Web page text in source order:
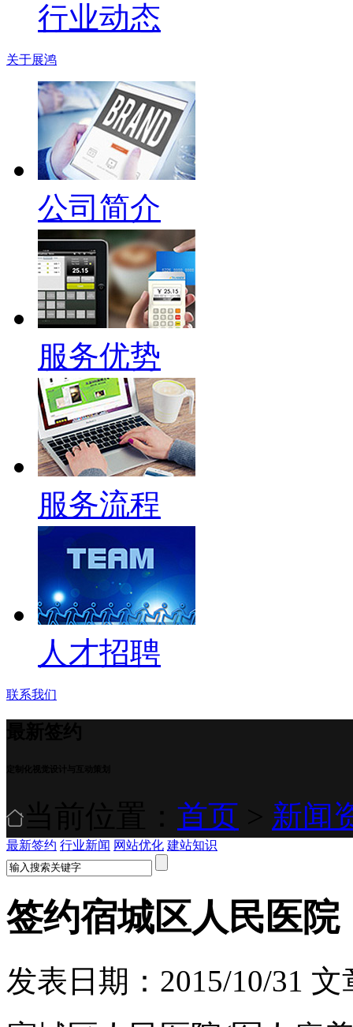
行业动态
关于展鸿
公司简介
服务优势
服务流程
人才招聘
联系我们
首页 新闻
最新签约 行业新闻 网站优化 建站知识
签约宿城区人民医院
发表日期：2015/10/31